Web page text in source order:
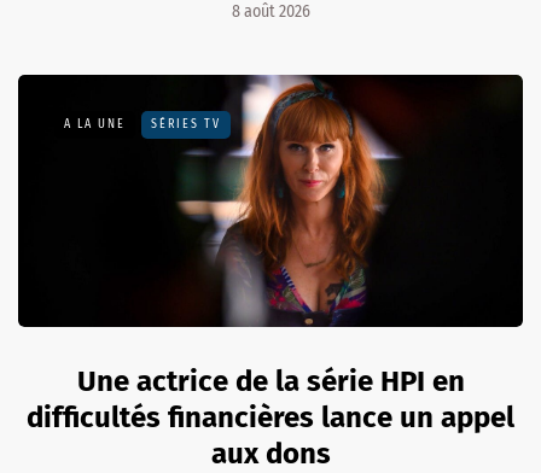
8 août 2026
A LA UNE SÉRIES TV
Une actrice de la série HPI en
difficultés financières lance un appel
aux dons